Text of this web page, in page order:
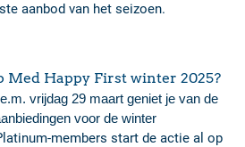
aanbod van het seizoen.
Med Happy First winter 2025?
vrijdag 29 maart geniet je van de
voor de winter
members start de actie al op